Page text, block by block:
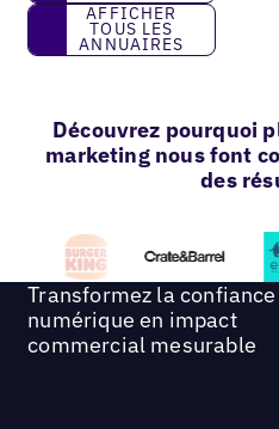
Afficher tous les annuaires
AFFICHER
TOUS LES
ANNUAIRES
Découvrez pourquoi
marketing nous font
des
Transformez la confiance
numérique en impact
commercial mesurable